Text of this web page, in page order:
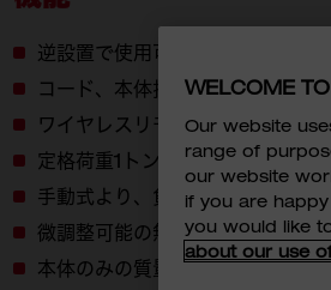
逆設置で使用可能​
コード、本体持ち上げ不要の設置​
ワイヤレスリモコン：最大使用
定格荷重1トン(1000キロ）、標
手動式より、負荷を低減​
微調整可能の無段階可変速​
本体のみの質量は20.9kg​
WELCOME
Our website
range of
our website
if you are
you would like
about our use